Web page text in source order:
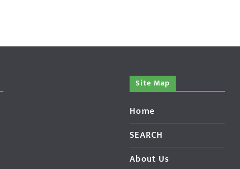
Site Map
Home
SEARCH
About Us